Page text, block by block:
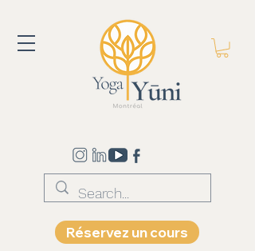
Réservez un cours